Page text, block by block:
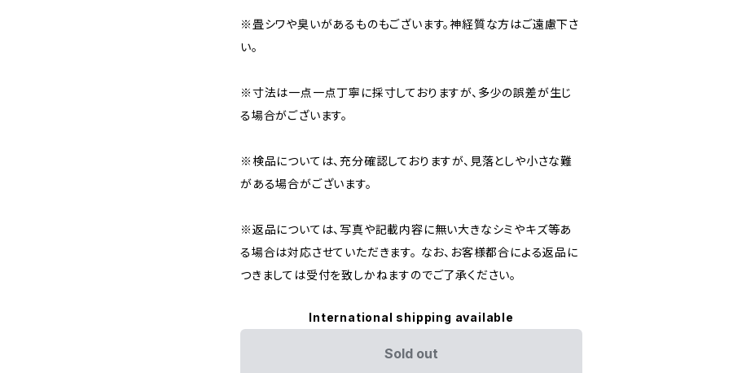
※畳シワや臭いがあるものもございます。神経質な方はご遠慮下さ
い。
※寸法は一点一点丁寧に採寸しておりますが、多少の誤差が生じ
る場合がございます。
※検品については、充分確認しておりますが、見落としや小さな難
がある場合がございます。
※返品については、写真や記載内容に無い大きなシミやキズ等あ
る場合は対応させていただきます。 なお、お客様都合による返品に
つきましては受付を致しかねますのでご了承ください。
International shipping available
Sold out